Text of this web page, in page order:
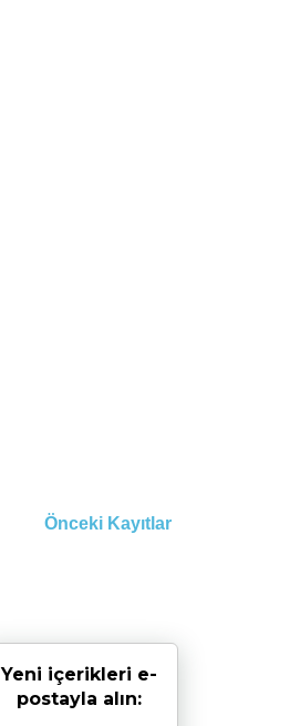
Önceki Kayıtlar
Yeni içerikleri e-
postayla alın: